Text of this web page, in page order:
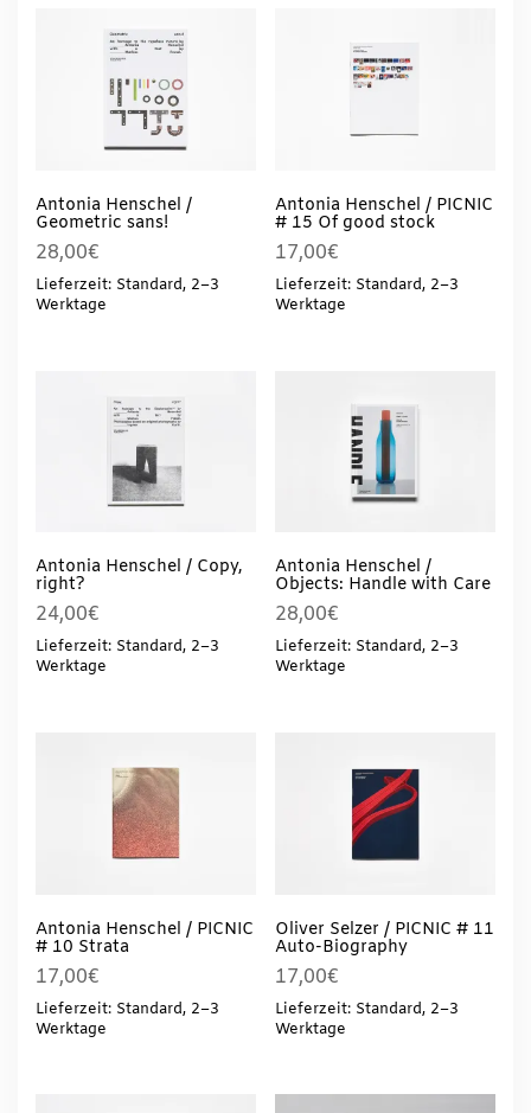
Antonia Henschel /
Geometric sans!
28,00€
Lieferzeit: Standard, 2–3
Werktage
Antonia Henschel / PICNIC
# 15 Of good stock
17,00€
Lieferzeit: Standard, 2–3
Werktage
Antonia Henschel / Copy,
right?
24,00€
Lieferzeit: Standard, 2–3
Werktage
Antonia Henschel /
Objects: Handle with Care
28,00€
Lieferzeit: Standard, 2–3
Werktage
Antonia Henschel / PICNIC
# 10 Strata
17,00€
Lieferzeit: Standard, 2–3
Werktage
Oliver Selzer / PICNIC # 11
Auto-Biography
17,00€
Lieferzeit: Standard, 2–3
Werktage